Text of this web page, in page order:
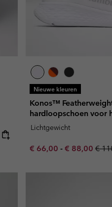
Nieuwe kleuren
Konos™
hardloopschoen voor
Lichtgewicht
Minimum sale price:
€ 66,00 - Maximum
€ 88,00 €